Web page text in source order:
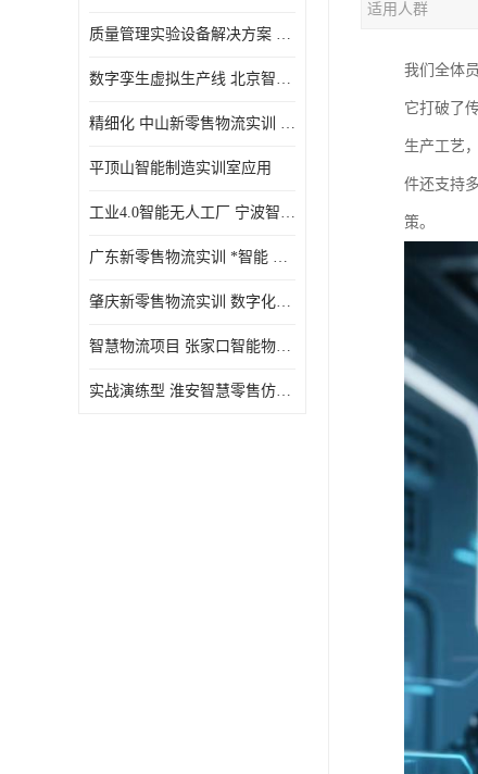
质量管理实验设备解决方案 徐州质量管理实训 _京创智业
数字孪生虚拟生产线 北京智能制造仿真应用
精细化 中山新零售物流实训 数字化赋能
平顶山智能制造实训室应用
工业4.0智能无人工厂 宁波智能制造仿真项目
广东新零售物流实训 *智能 实战演练型
肇庆新零售物流实训 数字化赋能 创新实践
智慧物流项目 张家口智能物流装备
实战演练型 淮安智慧零售仿真实训 实战沉浸式
适用人群
我们全体
它打破了
生产工艺
件还支持
策。